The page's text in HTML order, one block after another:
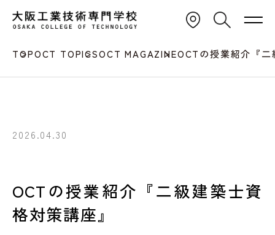
TOPOCT TOPICSOCT MAGAZINEOCTの授業紹介『
2026.04.30
OCTの授業紹介『二級建築士資
格対策講座』